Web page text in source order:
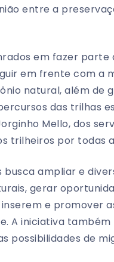
entre a
em fazer
em frente com a
natural, além de
das trilhas
Mello, dos
trilheiros por todas
busca ampliar e
gerar
e promover
A iniciativa
possibilidades de